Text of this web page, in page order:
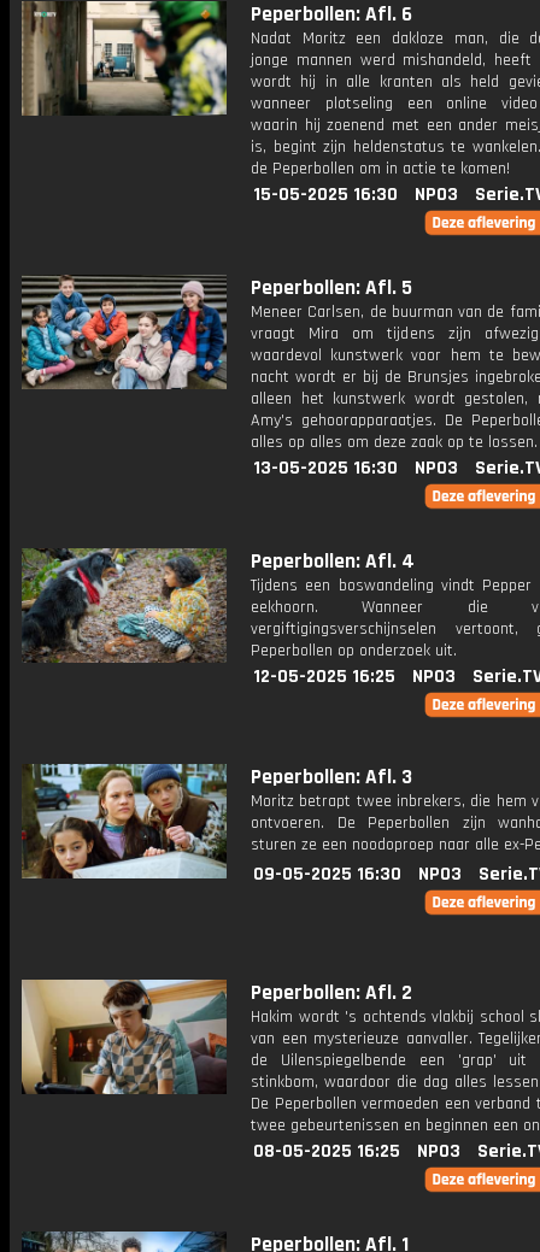
Peperbollen: Afl. 6
Nadat Moritz een dakloze man, die
jonge mannen werd mishandeld, heeft
wordt hij in alle kranten als held
wanneer plotseling een online
waarin hij zoenend met een ander
is, begint zijn heldenstatus te
de Peperbollen om in actie te komen!
15-05-2025 16:30 NPO3
Peperbollen: Afl. 5
Meneer Carlsen, de buurman van de
vraagt Mira om tijdens zijn
waardevol kunstwerk voor hem te
nacht wordt er bij de Brunsjes
alleen het kunstwerk wordt gestolen,
Amy's gehoorapparaatjes. De
alles op alles om deze zaak op te lossen.
13-05-2025 16:30 NPO3
Peperbollen: Afl. 4
Tijdens een boswandeling vindt Pepper
eekhoorn. Wanneer die
vergiftigingsverschijnselen
Peperbollen op onderzoek uit.
12-05-2025 16:25 NPO3
Peperbollen: Afl. 3
Moritz betrapt twee inbrekers, die hem
ontvoeren. De Peperbollen zijn
sturen ze een noodoproep naar alle ex-
09-05-2025 16:30 NPO3
Peperbollen: Afl. 2
Hakim wordt 's ochtends vlakbij school
van een mysterieuze aanvaller.
de Uilenspiegelbende een 'grap'
stinkbom, waardoor die dag alles
De Peperbollen vermoeden een verband
twee gebeurtenissen en beginnen een
08-05-2025 16:25 NPO3
Peperbollen: Afl. 1